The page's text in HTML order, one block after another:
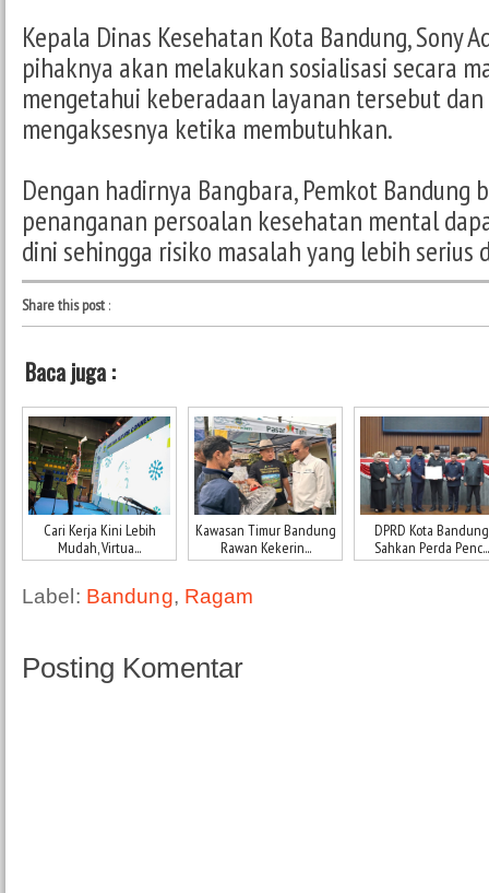
Kepala Dinas Kesehatan Kota Bandung, Sony
pihaknya akan melakukan sosialisasi secara
mengetahui keberadaan layanan tersebut
mengaksesnya ketika membutuhkan.
Dengan hadirnya Bangbara, Pemkot Bandung
penanganan persoalan kesehatan mental
dini sehingga risiko masalah yang lebih serius
Share this post:
Baca juga :
Cari Kerja Kini Lebih
Mudah, Virtua...
Kawasan Timur Bandung
Rawan Kekerin...
DPRD Kota Bandung
Sahkan Perda Penc...
Label: Bandung, Ragam
Posting Komentar